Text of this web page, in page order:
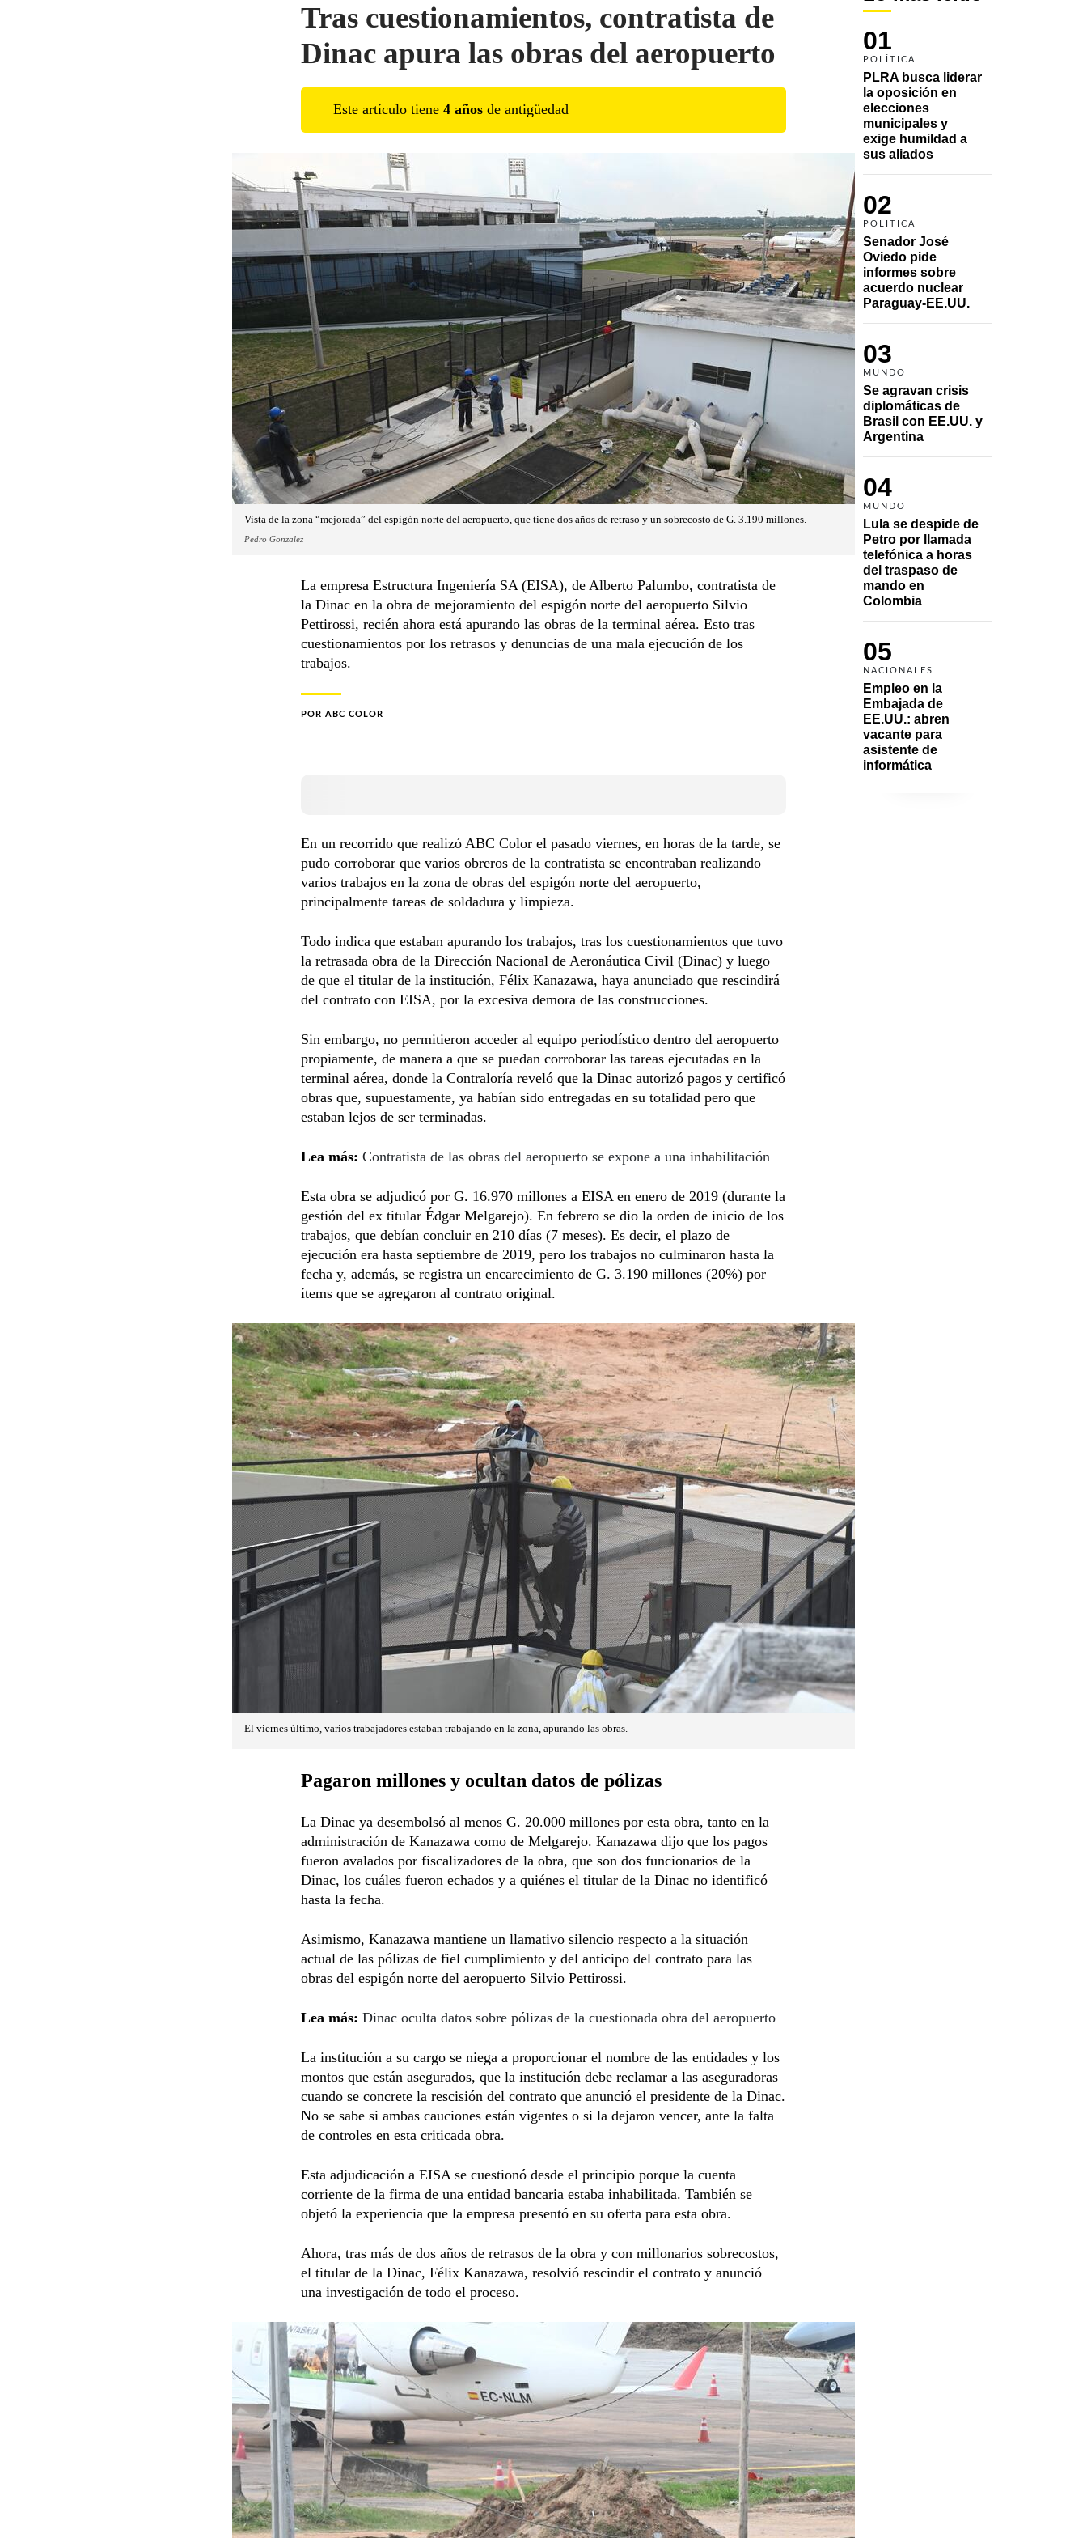
01
POLÍTICA
PLRA busca liderar
la oposición en
elecciones
municipales y
exige humildad a
sus aliados
02
POLÍTICA
Senador José
Oviedo pide
informes sobre
acuerdo nuclear
Paraguay-EE.UU.
03
MUNDO
Se agravan crisis
diplomáticas de
Brasil con EE.UU. y
Argentina
04
MUNDO
Lula se despide de
Petro por llamada
telefónica a horas
del traspaso de
mando en
Colombia
05
NACIONALES
Empleo en la
Embajada de
EE.UU.: abren
vacante para
asistente de
informática
Tras cuestionamientos, contratista de
Dinac apura las obras del aeropuerto
Este artículo tiene 4 años de antigüedad
Vista de la zona “mejorada” del espigón norte del aeropuerto, que tiene dos años de retraso y un sobrecosto de G. 3.190 millones.
Pedro Gonzalez
La empresa Estructura Ingeniería SA (EISA), de Alberto Palumbo, contratista de
la Dinac en la obra de mejoramiento del espigón norte del aeropuerto Silvio
Pettirossi, recién ahora está apurando las obras de la terminal aérea. Esto tras
cuestionamientos por los retrasos y denuncias de una mala ejecución de los
trabajos.
POR ABC COLOR
En un recorrido que realizó ABC Color el pasado viernes, en horas de la tarde, se
pudo corroborar que varios obreros de la contratista se encontraban realizando
varios trabajos en la zona de obras del espigón norte del aeropuerto,
principalmente tareas de soldadura y limpieza.
Todo indica que estaban apurando los trabajos, tras los cuestionamientos que tuvo
la retrasada obra de la Dirección Nacional de Aeronáutica Civil (Dinac) y luego
de que el titular de la institución, Félix Kanazawa, haya anunciado que rescindirá
del contrato con EISA, por la excesiva demora de las construcciones.
Sin embargo, no permitieron acceder al equipo periodístico dentro del aeropuerto
propiamente, de manera a que se puedan corroborar las tareas ejecutadas en la
terminal aérea, donde la Contraloría reveló que la Dinac autorizó pagos y certificó
obras que, supuestamente, ya habían sido entregadas en su totalidad pero que
estaban lejos de ser terminadas.
Lea más: Contratista de las obras del aeropuerto se expone a una inhabilitación
Esta obra se adjudicó por G. 16.970 millones a EISA en enero de 2019 (durante la
gestión del ex titular Édgar Melgarejo). En febrero se dio la orden de inicio de los
trabajos, que debían concluir en 210 días (7 meses). Es decir, el plazo de
ejecución era hasta septiembre de 2019, pero los trabajos no culminaron hasta la
fecha y, además, se registra un encarecimiento de G. 3.190 millones (20%) por
ítems que se agregaron al contrato original.
El viernes último, varios trabajadores estaban trabajando en la zona, apurando las obras.
Pagaron millones y ocultan datos de pólizas
La Dinac ya desembolsó al menos G. 20.000 millones por esta obra, tanto en la
administración de Kanazawa como de Melgarejo. Kanazawa dijo que los pagos
fueron avalados por fiscalizadores de la obra, que son dos funcionarios de la
Dinac, los cuáles fueron echados y a quiénes el titular de la Dinac no identificó
hasta la fecha.
Asimismo, Kanazawa mantiene un llamativo silencio respecto a la situación
actual de las pólizas de fiel cumplimiento y del anticipo del contrato para las
obras del espigón norte del aeropuerto Silvio Pettirossi.
Lea más: Dinac oculta datos sobre pólizas de la cuestionada obra del aeropuerto
La institución a su cargo se niega a proporcionar el nombre de las entidades y los
montos que están asegurados, que la institución debe reclamar a las aseguradoras
cuando se concrete la rescisión del contrato que anunció el presidente de la Dinac.
No se sabe si ambas cauciones están vigentes o si la dejaron vencer, ante la falta
de controles en esta criticada obra.
Esta adjudicación a EISA se cuestionó desde el principio porque la cuenta
corriente de la firma de una entidad bancaria estaba inhabilitada. También se
objetó la experiencia que la empresa presentó en su oferta para esta obra.
Ahora, tras más de dos años de retrasos de la obra y con millonarios sobrecostos,
el titular de la Dinac, Félix Kanazawa, resolvió rescindir el contrato y anunció
una investigación de todo el proceso.